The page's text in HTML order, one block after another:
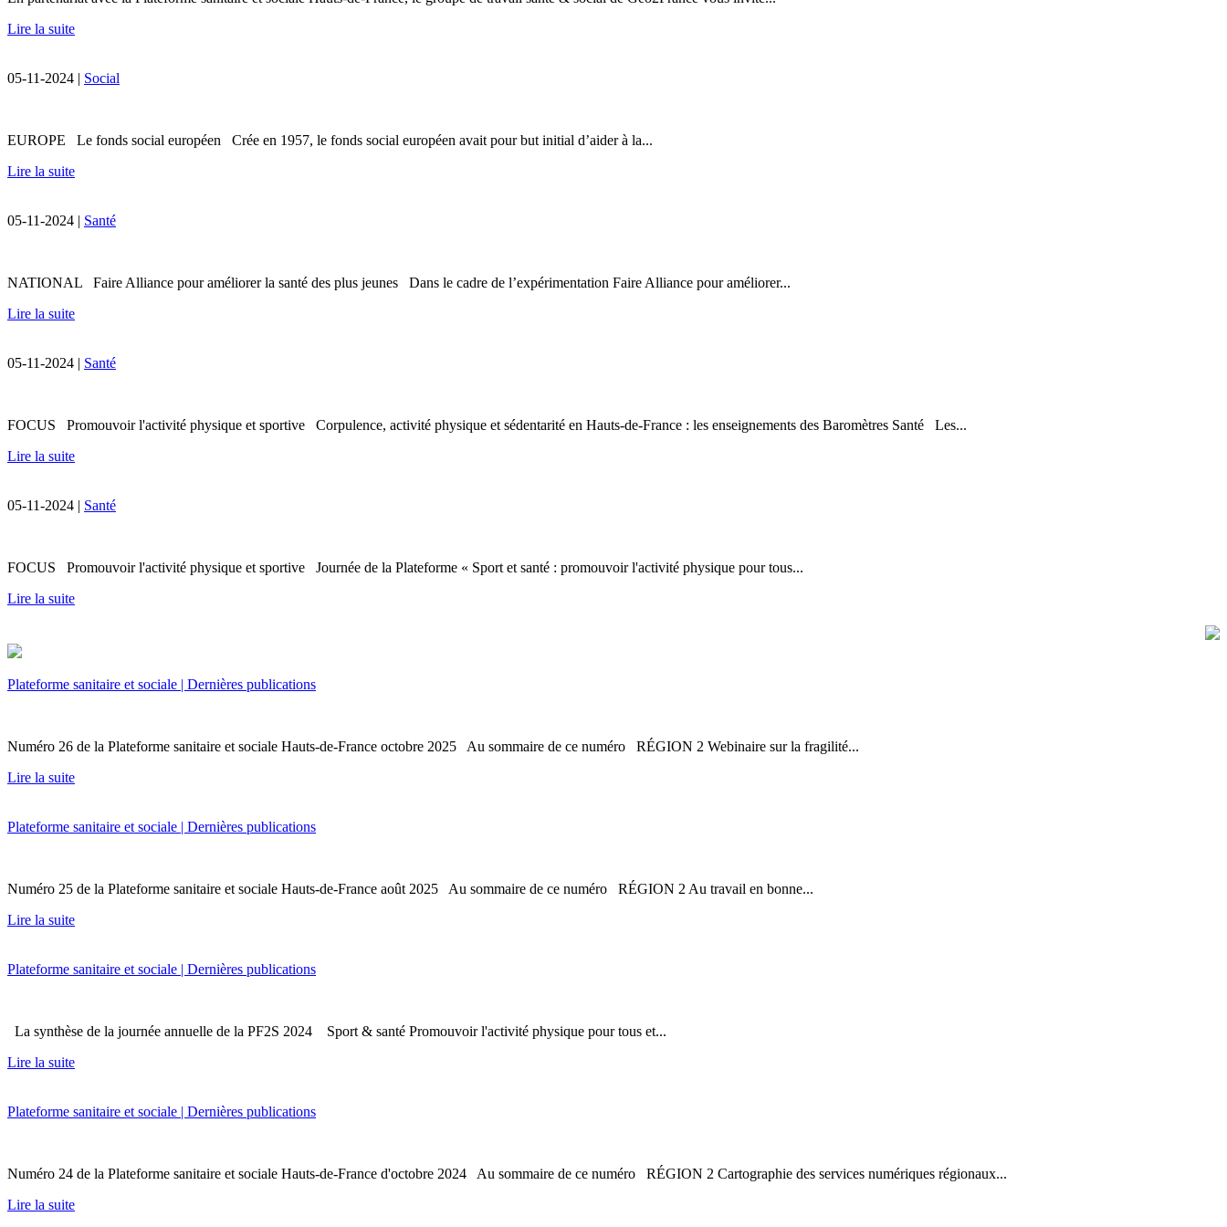
Lire la suite
05-11-2024 | Social
EUROPE Le fonds social européen Crée en 1957, le fonds social européen avait pour but initial d’aider à la...
Lire la suite
05-11-2024 | Santé
NATIONAL Faire Alliance pour améliorer la santé des plus jeunes Dans le cadre de l’expérimentation Faire Alliance pour améliorer...
Lire la suite
05-11-2024 | Santé
FOCUS Promouvoir l'activité physique et sportive Corpulence, activité physique et sédentarité en Hauts-de-France : les enseignements des Baromètres Santé Les...
Lire la suite
05-11-2024 | Santé
FOCUS Promouvoir l'activité physique et sportive Journée de la Plateforme « Sport et santé : promouvoir l'activité physique pour tous...
Lire la suite
Plateforme sanitaire et sociale | Dernières publications
Numéro 26 de la Plateforme sanitaire et sociale Hauts-de-France octobre 2025 Au sommaire de ce numéro RÉGION 2 Webinaire sur la fragilité...
Lire la suite
Plateforme sanitaire et sociale | Dernières publications
Numéro 25 de la Plateforme sanitaire et sociale Hauts-de-France août 2025 Au sommaire de ce numéro RÉGION 2 Au travail en bonne...
Lire la suite
Plateforme sanitaire et sociale | Dernières publications
La synthèse de la journée annuelle de la PF2S 2024 Sport & santé Promouvoir l'activité physique pour tous et...
Lire la suite
Plateforme sanitaire et sociale | Dernières publications
Numéro 24 de la Plateforme sanitaire et sociale Hauts-de-France d'octobre 2024 Au sommaire de ce numéro RÉGION 2 Cartographie des services numériques régionaux...
Lire la suite